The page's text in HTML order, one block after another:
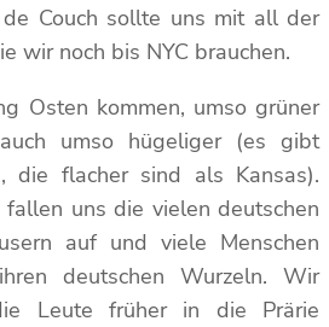
Couch sollte uns mit all der
wir noch bis NYC brauchen.
Osten kommen, umso grüner
umso hügeliger (es gibt
die flacher sind als Kansas).
uns die vielen deutschen
auf und viele Menschen
deutschen Wurzeln. Wir
Leute früher in die Prärie